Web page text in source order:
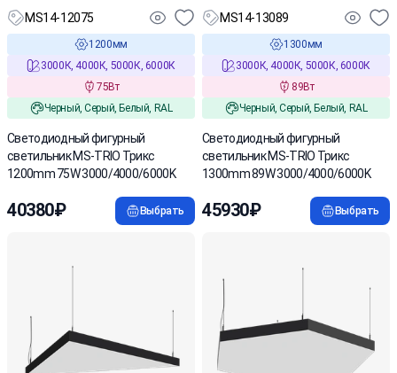
MS14-12075
1200мм
3000К, 4000К, 5000К, 6000К
75Вт
Черный, Серый, Белый, RAL
Светодиодный фигурный
светильник MS-TRIO Трикс
1200mm 75W 3000/4000/6000K
40380₽ Выбрать
MS14-13089
1300мм
3000К, 4000К, 5000К, 6000К
89Вт
Черный, Серый, Белый, RAL
Светодиодный фигурный
светильник MS-TRIO Трикс
1300mm 89W 3000/4000/6000K
45930₽ Выбрать